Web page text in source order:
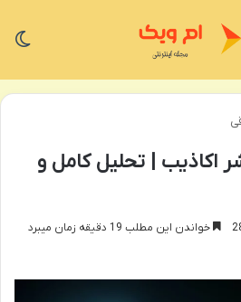
اکاذیب | تحلیل کامل و
خواندن این مطلب 19 دقیقه زمان میبرد